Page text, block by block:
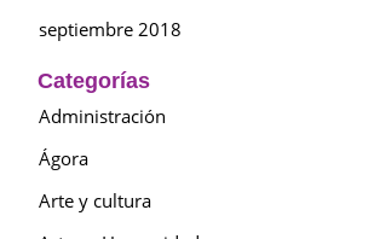
septiembre 2018
Categorías
Administración
Ágora
Arte y cultura